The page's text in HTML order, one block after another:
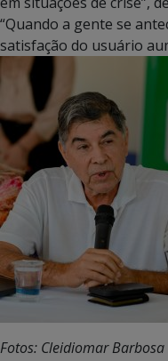
“Quando a gente se
satisfação do usuário
Fotos: Cleidiomar Barbosa